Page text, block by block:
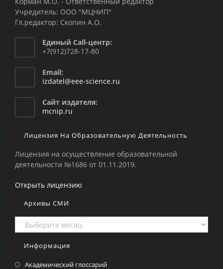
Учредитель: ООО "МЦНИП"
Гл.редактор: Скопин А.О.
Единый Call-центр:
+7(912)728-17-80
Email:
izdatel@eee-science.ru
Сайт издателя:
mcnip.ru
Лицензия На Образовательную Деятельность
Лицензия на осуществление образовательной
деятельности №1686 от 01.11.2019.
Открыть лицензию
Архивы СМИ
Архивы
СМИ
Информация
Академический глоссарий